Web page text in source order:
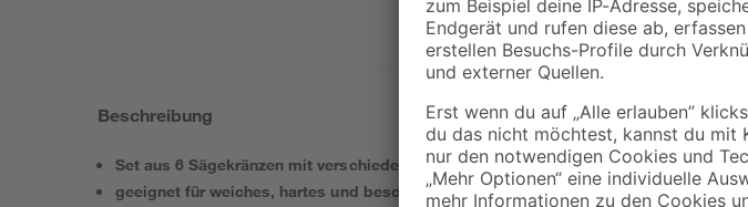
Beschreibung
Set aus 6 Sägekränzen mit verschiedenen Durchmessern
geeignet für weiches, hartes und beschichtetes Holz